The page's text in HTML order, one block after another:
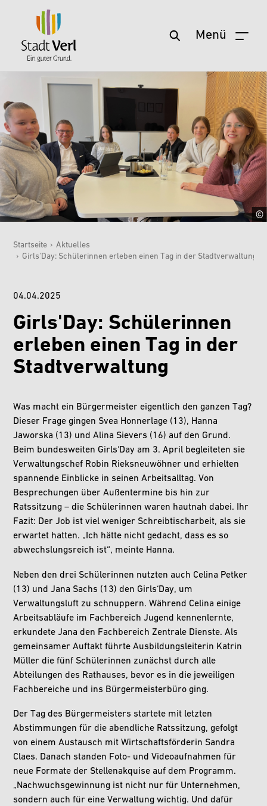
Zum Hauptinhalt springen Menü
Sie sind hier:
Startseite › Aktuelles
› Girls'Day: Schülerinnen erleben einen Tag in der Stadtverwaltung
04.04.2025
Girls'Day: Schülerinnen
erleben einen Tag in der
Stadtverwaltung
Was macht ein Bürgermeister eigentlich den ganzen Tag?
Dieser Frage gingen Svea Honnerlage (13), Hanna
Jaworska (13) und Alina Sievers (16) auf den Grund.
Beim bundesweiten Girls‘Day am 3. April begleiteten sie
Verwaltungschef Robin Rieksneuwöhner und erhielten
spannende Einblicke in seinen Arbeitsalltag. Von
Besprechungen über Außentermine bis hin zur
Ratssitzung – die Schülerinnen waren hautnah dabei. Ihr
Fazit: Der Job ist viel weniger Schreibtischarbeit, als sie
erwartet hatten. „Ich hätte nicht gedacht, dass es so
abwechslungsreich ist“, meinte Hanna.
Neben den drei Schülerinnen nutzten auch Celina Petker
(13) und Jana Sachs (13) den Girls‘Day, um
Verwaltungsluft zu schnuppern. Während Celina einige
Arbeitsabläufe im Fachbereich Jugend kennenlernte,
erkundete Jana den Fachbereich Zentrale Dienste. Als
gemeinsamer Auftakt führte Ausbildungsleiterin Katrin
Müller die fünf Schülerinnen zunächst durch alle
Abteilungen des Rathauses, bevor es in die jeweiligen
Fachbereiche und ins Bürgermeisterbüro ging.
Der Tag des Bürgermeisters startete mit letzten
Abstimmungen für die abendliche Ratssitzung, gefolgt
von einem Austausch mit Wirtschaftsförderin Sandra
Claes. Danach standen Foto- und Videoaufnahmen für
neue Formate der Stellenakquise auf dem Programm.
„Nachwuchsgewinnung ist nicht nur für Unternehmen,
sondern auch für eine Verwaltung wichtig. Und dafür